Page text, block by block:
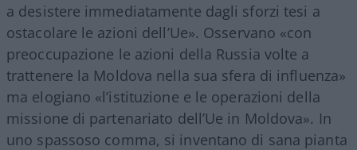
a desistere immediatamente dagli sforzi tesi a
ostacolare le azioni dell’Ue». Osservano «con
preoccupazione le azioni della Russia volte a
trattenere la Moldova nella sua sfera di influenza»
ma elogiano «l’istituzione e le operazioni della
missione di partenariato dell’Ue in Moldova». In
uno spassoso comma, si inventano di sana pianta